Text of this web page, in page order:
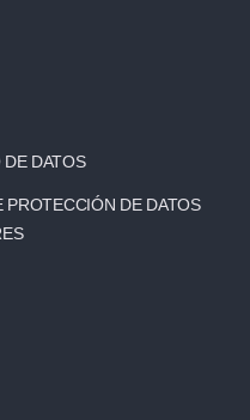
DATOS
PROTECCIÓN DE DATOS